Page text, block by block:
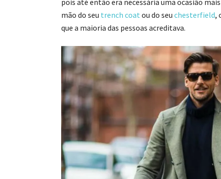
pois até então era necessária uma ocasião
mão do seu trench coat ou do seu chesterfield,
que a maioria das pessoas acreditava.